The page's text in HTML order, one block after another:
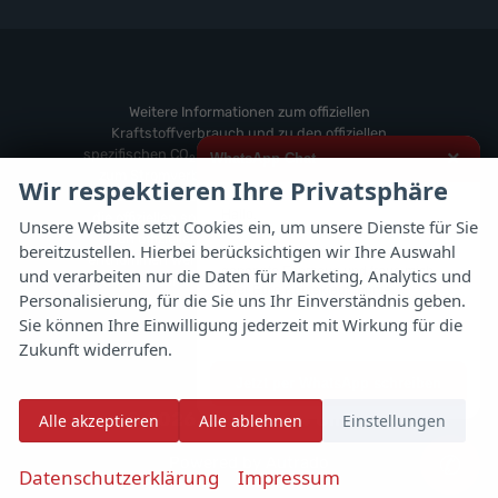
WhatsApp Chat ×
ich interessiere mich für das oben
genannte Fahrzeug und freue mich
über Eure Kontaktaufnahme.
Viele Grüße
Weitere Informationen zum offiziellen
Kraftstoffverbrauch und zu den offiziellen
spezifischen CO2-Emissionen und gegebenenfalls
'Leitfaden über den offiziellen Kraftstoffverbrauch,
die offiziellen spezifischen CO
-Emissionen und
den offiziellen Stromverbrauch neuer PKW'
entnommen werden, der an allen Verkaufsstellen
und bei der 'Deutschen Automobil Treuhand
GmbH' unentgeltlich erhältlich ist unter
www.dat.de.
© 2026Autoflex 24 GmbH
Wir respektieren Ihre Privatsphäre
Unsere Website setzt Cookies ein, um unsere Dienste für Sie
bereitzustellen. Hierbei berücksichtigen wir Ihre Auswahl
und verarbeiten nur die Daten für Marketing, Analytics und
Personalisierung, für die Sie uns Ihr Einverständnis geben.
Sie können Ihre Einwilligung jederzeit mit Wirkung für die
Zukunft widerrufen.
Alle akzeptieren Alle ablehnen Einstellungen
Datenschutzerklärung Impressum